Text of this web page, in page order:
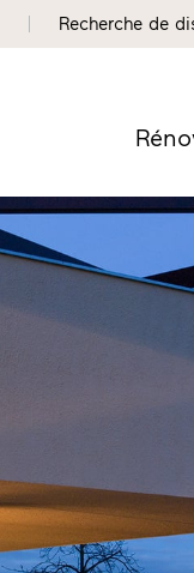
Recherche de